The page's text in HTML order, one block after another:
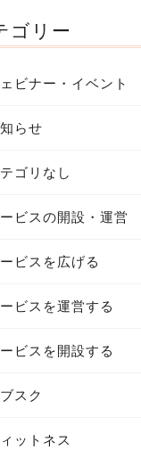
テゴリー
ビナー・イベント
らせ
ゴリなし
ビスの開設・運営
ビスを広げる
ビスを運営する
ビスを開設する
スク
ットネス